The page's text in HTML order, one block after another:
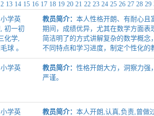
13 14 15 16 17 18 19 20 21 22 23 24 25 26 27 28 29
学英
初一初
化学,
球 。
教员简介： 本人性格开朗、有耐心且
期间，成绩优异，尤其在数学方面表
简洁明了的方式讲解复杂的数学概念
不同特点和学习进度，制定个性化的
学英
教员简介： 性格开朗大方，洞察力强
严谨。
学英
教员简介： 本人开朗,认真,负责,曾做